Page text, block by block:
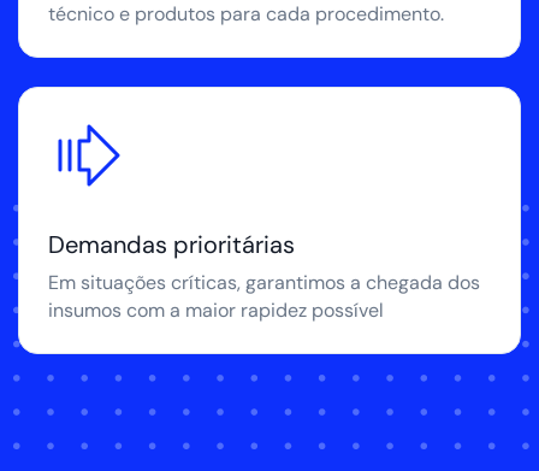
técnico e produtos para cada procedimento.
Demandas prioritárias
Em situações críticas, garantimos a chegada dos
insumos com a maior rapidez possível